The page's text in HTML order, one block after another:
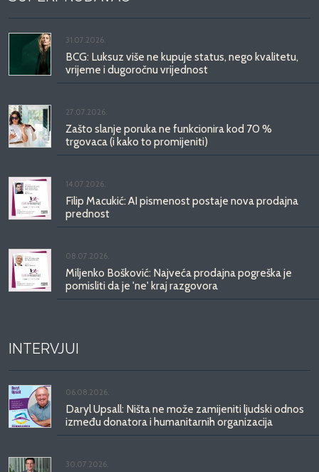
31.07.2026.
BCG: Luksuz više ne kupuje status, nego kvalitetu,
vrijeme i dugoročnu vrijednost
27.07.2026.
Zašto slanje poruka ne funkcionira kod 70 %
trgovaca (i kako to promijeniti)
14.07.2026.
Filip Macukić: AI pismenost postaje nova prodajna
prednost
08.07.2026.
Miljenko Bošković: Najveća prodajna pogreška je
pomisliti da je 'ne' kraj razgovora
INTERVJUI
06.08.2026.
Daryl Upsall: Ništa ne može zamijeniti ljudski odnos
između donatora i humanitarnih organizacija
30.07.2026.